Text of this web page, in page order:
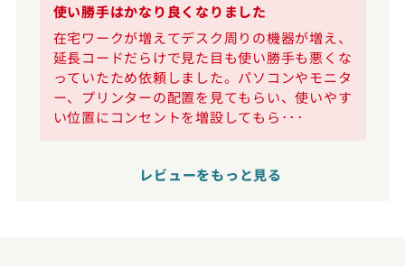
使い勝手はかなり良くなりました
在宅ワークが増えてデスク周りの機器が増え、
延長コードだらけで見た目も使い勝手も悪くな
っていたため依頼しました。パソコンやモニタ
ー、プリンターの配置を見てもらい、使いやす
い位置にコンセントを増設してもら･･･
レビューをもっと見る